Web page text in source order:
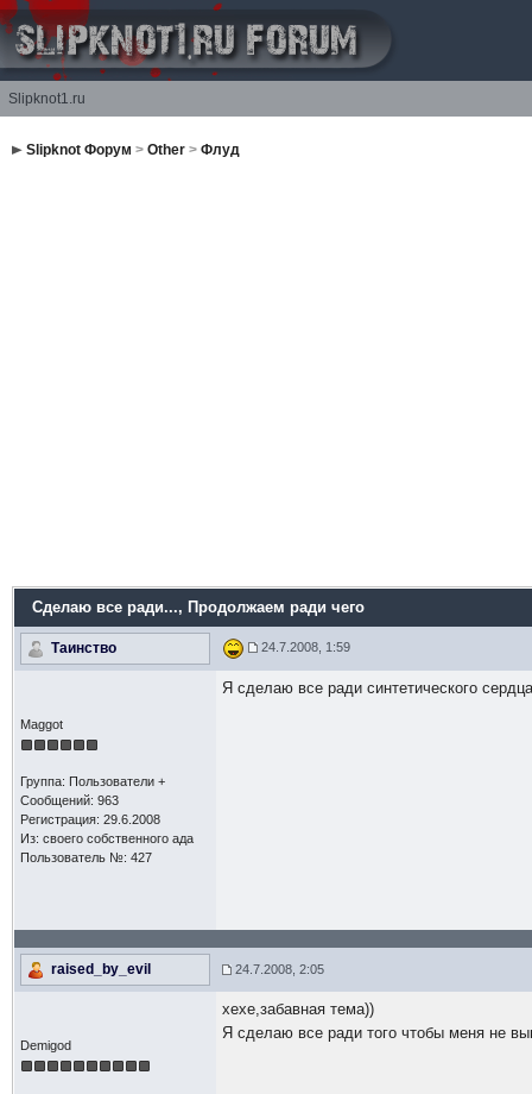
Slipknot1.ru
Slipknot Форум > Other> Флуд
Сделаю все ради..., Продолжаем ради чего
Таинство 24.7.2008, 1:59
Maggot
Группа: Пользователи +
Сообщений: 963
Регистрация: 29.6.2008
Из: своего собственного ада
Пользователь №: 427
Я сделаю все ради синтетического
raised_by_evil 24.7.2008, 2:05
Demigod
хехе,забавная тема))
Я сделаю все ради того чтобы меня не